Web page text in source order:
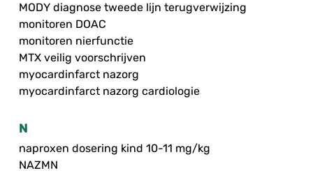
MODY diagnose tweede lijn terugverwijzing
monitoren DOAC
monitoren nierfunctie
MTX veilig voorschrijven
myocardinfarct nazorg
myocardinfarct nazorg cardiologie
N
naproxen dosering kind 10-11 mg/kg
NAZMN